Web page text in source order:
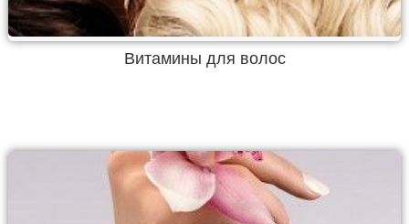
Витамины для волос